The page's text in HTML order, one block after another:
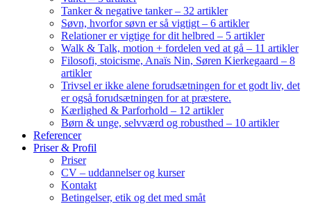
Tanker & negative tanker – 32 artikler
Søvn, hvorfor søvn er så vigtigt – 6 artikler
Relationer er vigtige for dit helbred – 5 artikler
Walk & Talk, motion + fordelen ved at gå – 11 artikler
Filosofi, stoicisme, Anaïs Nin, Søren Kierkegaard – 8
artikler
Trivsel er ikke alene forudsætningen for et godt liv, det
er også forudsætningen for at præstere.
Kærlighed & Parforhold – 12 artikler
Børn & unge, selvværd og robusthed – 10 artikler
Referencer
Priser & Profil
Priser
CV – uddannelser og kurser
Kontakt
Betingelser, etik og det med småt